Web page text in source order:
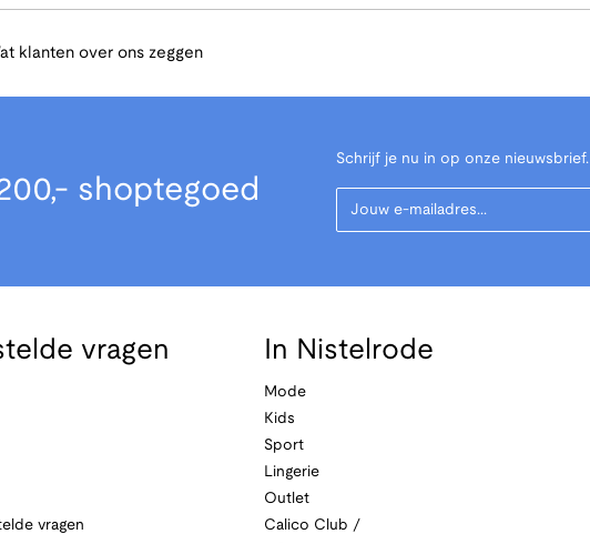
klanten over ons zeggen
shoptegoed
Schrijf je nu in op onze nieuwsbrief.
Your Email
vragen
vragen
In Nistelrode
Mode
Kids
Sport
Lingerie
Outlet
Calico Club /